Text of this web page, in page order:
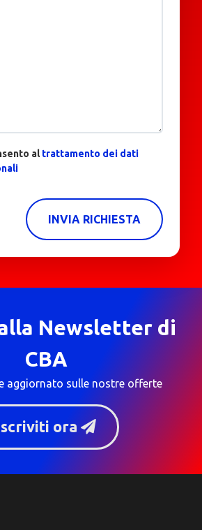
altrattamento dei dati
INVIA RICHIESTA
Newsletter di
CBA
aggiornato sulle nostre offerte
ora